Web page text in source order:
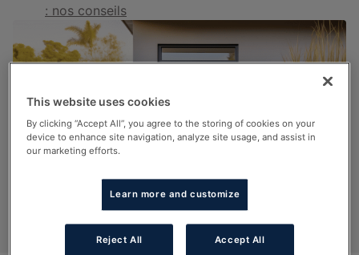
: nos conseils
This website uses cookies
By clicking “Accept All”, you agree to the storing of cookies on your
device to enhance site navigation, analyze site usage, and assist in
our marketing efforts.
Learn more and customize
Reject All Accept All